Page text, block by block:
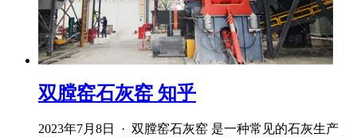
双膛窑石灰窑 知乎
2023年7月8日 · 双膛窑石灰窑 是一种常见的石灰生产